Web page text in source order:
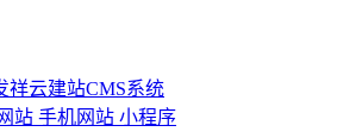
祥云建站CMS系统
站 手机网站 小程序